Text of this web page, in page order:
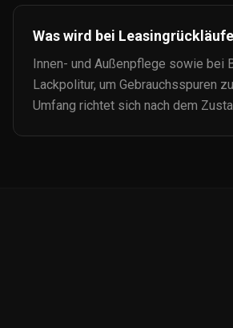
Was wird bei
Innen- und Außenpflege sowie bei
Lackpolitur, um Gebrauchsspuren
Umfang richtet sich nach dem